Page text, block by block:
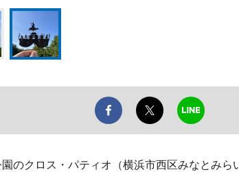
のクロス・パティオ（横浜市西区みなとみ